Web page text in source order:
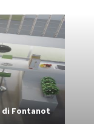
di Fontanot